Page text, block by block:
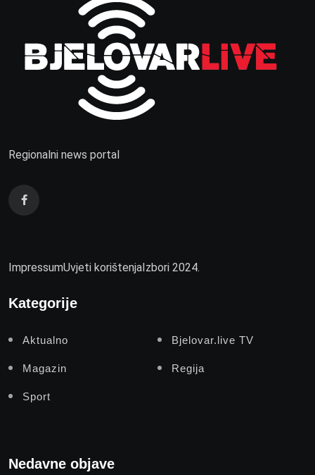
Regionalni news portal
ImpressumUvjeti korištenjaIzbori 2024.
Kategorije
Aktualno Bjelovar.live TV
Magazin Regija
Sport
Nedavne objave